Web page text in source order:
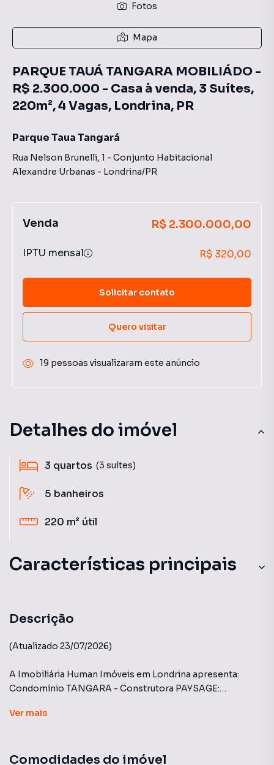
Detalhes do imóvel
3 quartos (3 suítes)
5 banheiros
220 m² útil
Características principais
Descrição
(Atualizado 23/07/2026)
A Imobiliária Human Imóveis em Londrina apresenta:
Condomínio TANGARA - Construtora PAYSAGE:
Casa de alto padrão, totalmente mobiliada (porteira
uso. Casa possui energia solar, e ambientes todos
Ver mais
Comodidades do imóvel
Fotos
Mapa
PARQUE TAUÁ TANGARA MOBILIÁDO -
R$ 2.300.000 - Casa à venda, 3 Suítes,
220m², 4 Vagas, Londrina, PR
Parque Taua Tangará
Rua Nelson Brunelli, 1 - Conjunto Habitacional
Alexandre Urbanas - Londrina/PR
Venda R$ 2.300.000,00
IPTU mensal R$ 320,00
Solicitar contato
Quero visitar
19 pessoas visualizaram este anúncio